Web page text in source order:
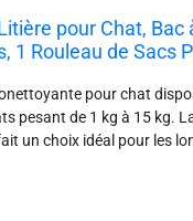
pour Chat, Bac
1 Rouleau de Sacs
pour chat
pesant de 1 kg à 15 kg.
un choix idéal pour les
automatique
qui peuvent